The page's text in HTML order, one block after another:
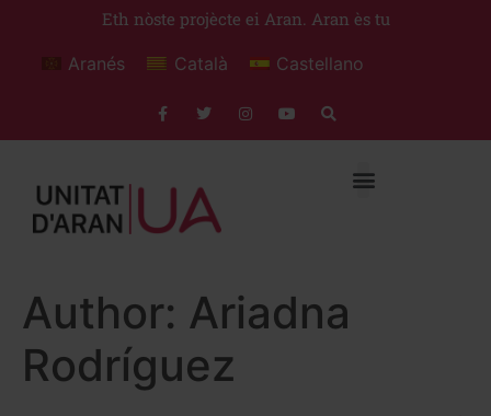
Eth nòste projècte ei Aran. Aran ès tu
Aranés Català Castellano
Author: Ariadna
Rodríguez